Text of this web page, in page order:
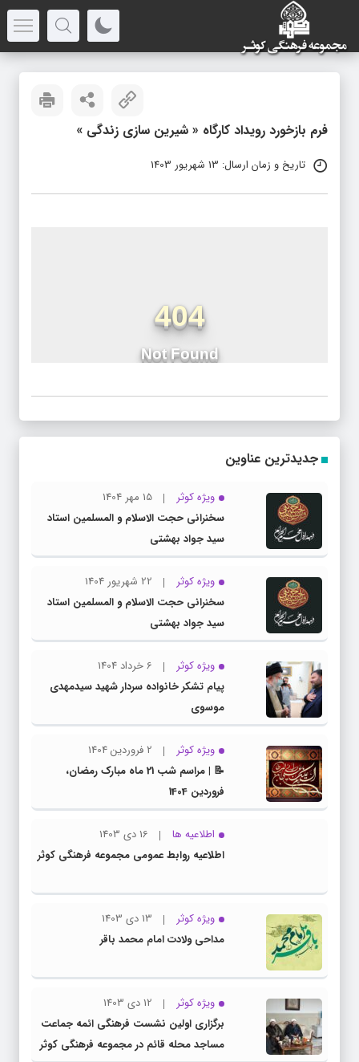
فرم بازخورد رویداد کارگاه « شیرین سازی زندگی »
تاریخ و زمان ارسال: 13 شهریور 1403
جدیدترین عناوین
ویژه کوثر
15 مهر 1404
سخنرانی حجت الاسلام و المسلمین استاد
سید جواد بهشتی
ویژه کوثر
22 شهریور 1404
سخنرانی حجت الاسلام و المسلمین استاد
سید جواد بهشتی
ویژه کوثر
6 خرداد 1404
پیام تشکر خانواده سردار شهید سیدمهدی
موسوی
ویژه کوثر
2 فروردین 1404
📝 | مراسم شب 21 ماه مبارک رمضان،
فروردین 1404
اطلاعیه ها
16 دی 1403
اطلاعیه روابط عمومی مجموعه فرهنگی کوثر
ویژه کوثر
13 دی 1403
مداحی ولادت امام محمد باقر
ویژه کوثر
12 دی 1403
برگزاری اولین نشست فرهنگی ائمه جماعت
مساجد محله قائم در مجموعه فرهنگی کوثر